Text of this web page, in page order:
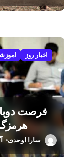
اخبار روز
فرصت
سارا اوحدی